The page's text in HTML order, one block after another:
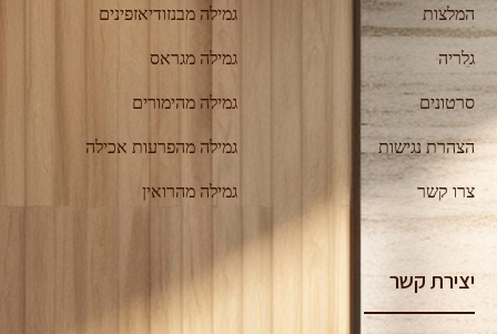
המלצות
גלריה
סרטונים
הצהרת נגישות
צרו קשר
גמילה מבנזודיאזפינים
גמילה מגראס
גמילה מהימורים
גמילה מהפרעות אכילה
גמילה מהרואין
יצירת קשר